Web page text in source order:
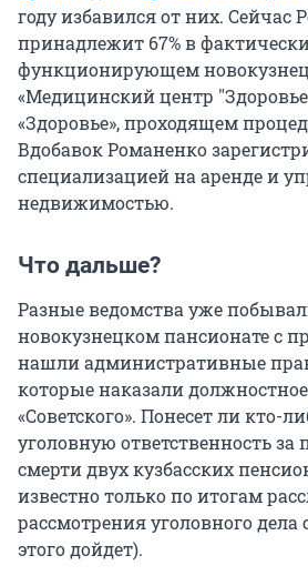
году избавился от них. Сейчас
принадлежит 67% в
функционирующем
«Медицинский центр
«Здоровье», проходящем
Вдобавок Романенко
специализацией на аренде и
недвижимостью.
Что дальше?
Разные ведомства уже
новокузнецком пансионате с
нашли административные
которые наказали
«Советского». Понесет ли кто-
уголовную ответственность за
смерти двух кузбасских
известно только по итогам
рассмотрения уголовного дела
этого дойдет).